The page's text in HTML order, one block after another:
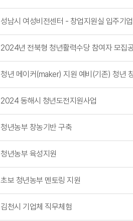
성남시 여성비전센터 - 창업지원실 입주기
2024년 전북형 청년활력수당 참여자 모집
청년 메이커(maker) 지원 예비(기존) 청년
2024 동해시 청년도전지원사업
청년농부 창농기반 구축
청년농부 육성지원
초보 청년농부 멘토링 지원
김천시 기업체 직무체험